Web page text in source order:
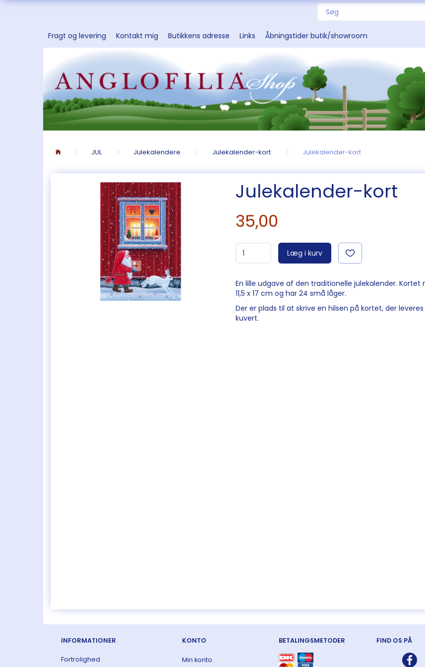
Fragt og levering Kontakt mig Butikkens adresse Links Åbningstider butik/showroom
JUL Julekalendere Julekalender-kort Julekalender-kort
Julekalender-kort
35,00
Læg i kurv
En lille udgave af den traditionelle julekalender. Kortet
11,5 x 17 cm og har 24 små låger.
Der er plads til at skrive en hilsen på kortet, der
kuvert.
INFORMATIONER
Fortrolighed
KONTO
Min konto
BETALINGSMETODER FIND OS PÅ